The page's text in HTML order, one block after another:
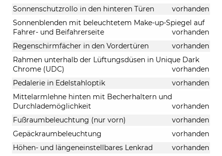
Sonnenschutzrollo in den hinteren Türen
vorhanden
Sonnenblenden mit beleuchtetem Make-up-Spiegel auf
Fahrer- und Beifahrerseite
vorhanden
Regenschirmfächer in den Vordertüren
vorhanden
Rahmen unterhalb der Lüftungsdüsen in Unique Dark
Chrome (UDC)
vorhanden
Pedalerie in Edelstahloptik
vorhanden
Mittelarmlehne hinten mit Becherhaltern und
Durchlademöglichkeit
vorhanden
Fußraumbeleuchtung (nur vorn)
vorhanden
Gepäckraumbeleuchtung
vorhanden
Höhen- und längeneinstellbares Lenkrad
vorhanden